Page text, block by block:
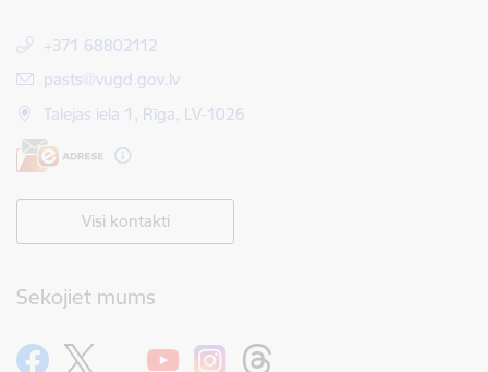
+371 68802112
E-pasts:
pasts@vugd.gov.lv
Talejas iela 1, Rīga, LV-1026
Visi kontakti
Sekojiet mums